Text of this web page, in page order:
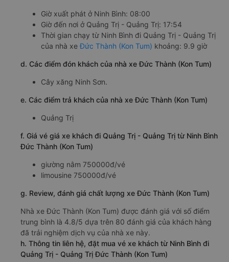
Giờ xuất phát ở Ninh Bình: 08:00
Giờ đến nơi ở Quảng Trị - Quảng Trị: 17:54
Thời gian chạy từ Ninh Bình đi Quảng Trị - Quảng Trị
của nhà xeĐức Thành (Kon Tum) khoảng: 9.9 giờ
d. Các điểm đón khách của nhà xe Đức Thành (Kon Tum)
Cây xăng Ninh Sơn.
e. Các điểm trả khách của nhà xe Đức Thành (Kon Tum)
Quảng Trị
f. Giá vé giá xe khách đi Quảng Trị - Quảng Trị từ Ninh Bình
Đức Thành (Kon Tum)
giường nằm 750000đ/vé
limousine 750000đ/vé
g. Review, đánh giá chất lượng xe Đức Thành (Kon Tum)
Nhà xe Đức Thành (Kon Tum) được đánh giá với số điểm
trung bình là 4.8/5 dựa trên 80 đánh giá của khách hàng
đã trải nghiệm dịch vụ của nhà xe này.
h. Thông tin liên hệ, đặt mua vé xe khách từ Ninh Bình đi
Quảng Trị - Quảng Trị Đức Thành (Kon Tum)